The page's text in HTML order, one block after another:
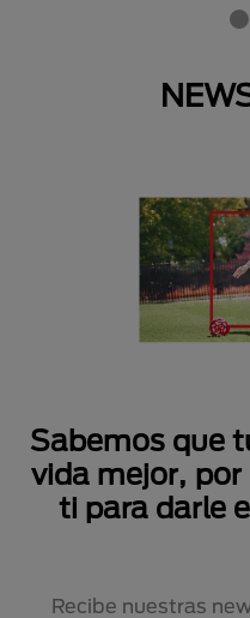
Sabemos que
vida mejor,
ti para darle
Recibe nuestras